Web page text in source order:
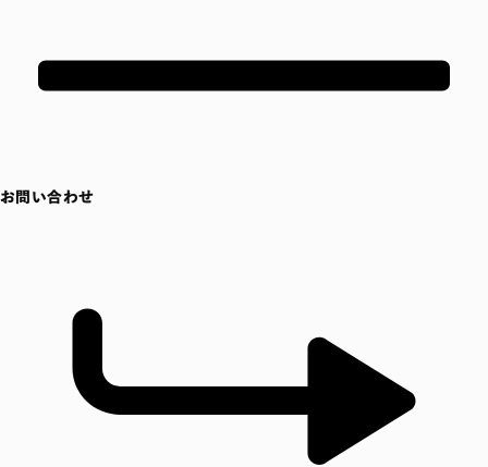
お問い合わせ